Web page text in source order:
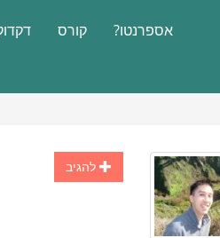
אספרנטו? קורס
להגיב